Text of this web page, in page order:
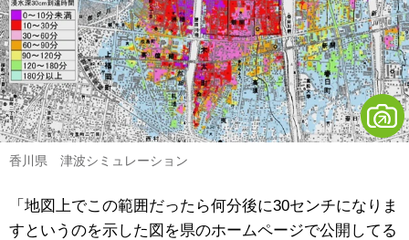
香川県 津波シミュレーション
「地図上でこの範囲だったら何分後に30センチになりま
すというのを示した図を県のホームページで公開してる